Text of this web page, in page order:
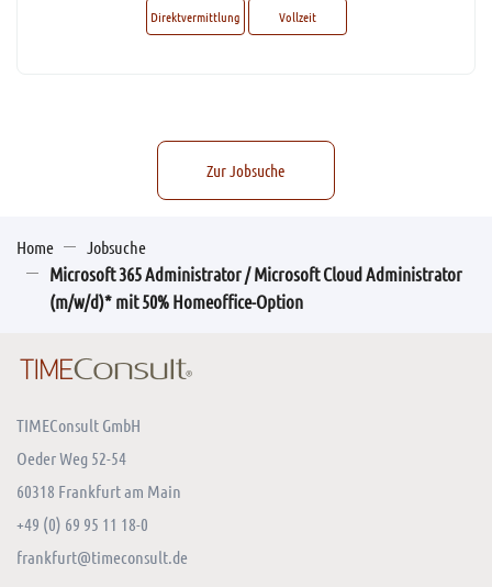
Direktvermittlung Vollzeit
Zur Jobsuche
Home Jobsuche
Microsoft 365 Administrator / Microsoft Cloud Administrator
(m/w/d)* mit 50% Homeoffice-Option
TIMEConsult GmbH
Oeder Weg 52-54
60318 Frankfurt am Main
+49 (0) 69 95 11 18-0
frankfurt@timeconsult.de